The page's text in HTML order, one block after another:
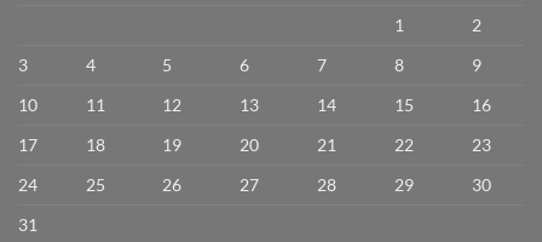
1
2
3
4 5 6 7 8
9
10
11 12 13 14 15
16
17
18 19 20 21 22
23
24
25 26 27 28 29
30
31